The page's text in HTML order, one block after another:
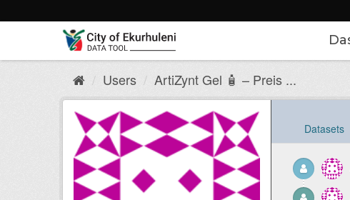
to
Users ArtiZynt Gel 🧴 – Preis ...
Datasets